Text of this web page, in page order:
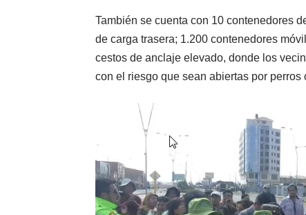
También se cuenta con 10 contenedores
de carga trasera; 1.200 contenedores
cestos de anclaje elevado, donde los
con el riesgo que sean abiertas por perros